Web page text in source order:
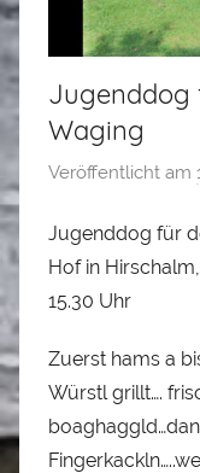
Jugenddog
Waging
Veröffentlicht am
Jugenddog für
Hof in
15.30 Uhr
Zuerst hams a
Würstl grillt….